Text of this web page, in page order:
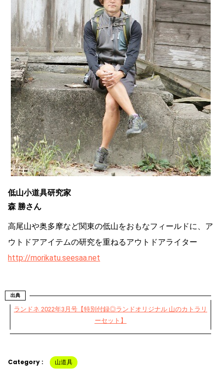
低山小道具研究家
森 勝さん
高尾山や奥多摩など関東の低山をおもなフィールドに、ア
ウトドアアイテムの研究を重ねるアウトドアライター
http://morikatu.seesaa.net
出典
ランドネ 2022年3月号【特別付録◎ランドオリジナル 山のカトラリ
ーセット】
Category : 山道具